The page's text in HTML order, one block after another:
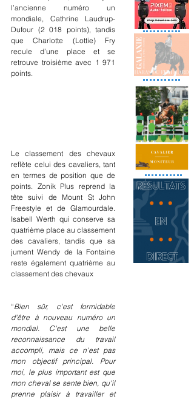
l’ancienne numéro un
mondiale, Cathrine Laudrup-
Dufour (2 018 points), tandis
que Charlotte (Lottie) Fry
recule d’une place et se
retrouve troisième avec 1 971
points.
Le classement des chevaux
reflète celui des cavaliers, tant
en termes de position que de
points. Zonik Plus reprend la
tête suivi de Mount St John
Freestyle et de Glamourdale.
Isabell Werth qui conserve sa
quatrième place au classement
des cavaliers, tandis que sa
jument Wendy de la Fontaine
reste également quatrième au
classement des chevaux
“Bien sûr, c'est formidable
d'être à nouveau numéro un
mondial. C'est une belle
reconnaissance du travail
accompli, mais ce n'est pas
mon objectif principal. Pour
moi, le plus important est que
mon cheval se sente bien, qu'il
prenne plaisir à travailler et